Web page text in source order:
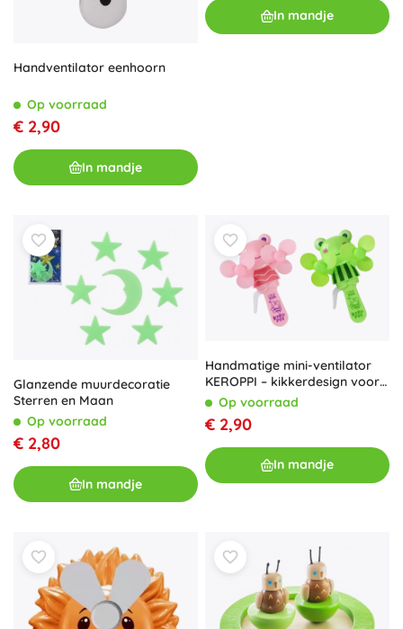
Handventilator eenhoorn
Op voorraad
€ 2,90
In mandje
In mandje
Glanzende muurdecoratie
Sterren en Maan
Op voorraad
€ 2,80
In mandje
Handmatige mini-ventilator
KEROPPI – kikkerdesign voor
kinderen
Op voorraad
€ 2,90
In mandje